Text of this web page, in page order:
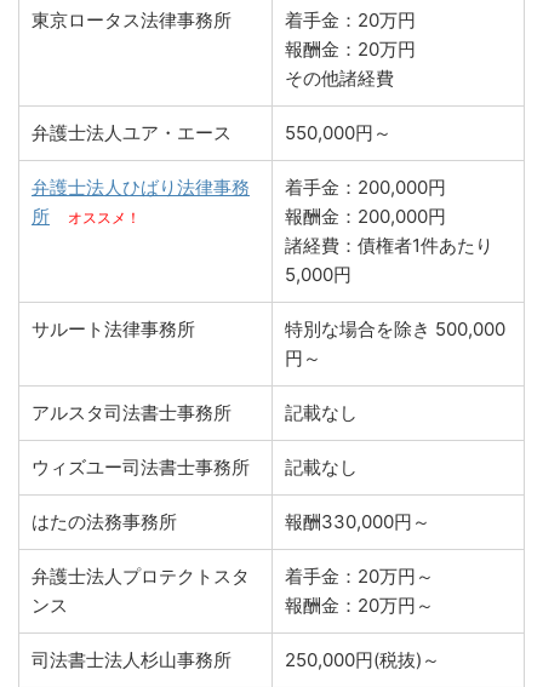
東京ロータス法律事務所
着手金：20万円
報酬金：20万円
その他諸経費
弁護士法人ユア・エース 550,000円～
弁護士法人ひばり法律事務
所
オススメ！
着手金：200,000円
報酬金：200,000円
諸経費：債権者1件あたり
5,000円
サルート法律事務所
特別な場合を除き 500,000
円～
アルスタ司法書士事務所 記載なし
ウィズユー司法書士事務所 記載なし
はたの法務事務所 報酬330,000円～
弁護士法人プロテクトスタ
ンス
着手金：20万円～
報酬金：20万円～
司法書士法人杉山事務所 250,000円(税抜)～